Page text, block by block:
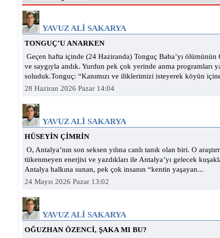
YAVUZ ALİ SAKARYA
TONGUÇ’U ANARKEN
Geçen hafta içinde (24 Haziranda) Tonguç Baba’yı
ve saygıyla andık. Yurdun pek çok yerinde anma programları
soluduk.Tonguç: “Kanımızı ve iliklerimizi isteyerek köyün
28 Haziran 2026 Pazar 14:04
YAVUZ ALİ SAKARYA
HÜSEYİN ÇİMRİN
O, Antalya’nın son seksen yılına canlı tanık olan biri. O
tükenmeyen enerjisi ve yazdıkları ile Antalya’yı gelecek
Antalya halkına sunan, pek çok insanın “kentin yaşayan...
24 Mayıs 2026 Pazar 13:02
YAVUZ ALİ SAKARYA
OĞUZHAN ÖZENCİ, ŞAKA MI BU?